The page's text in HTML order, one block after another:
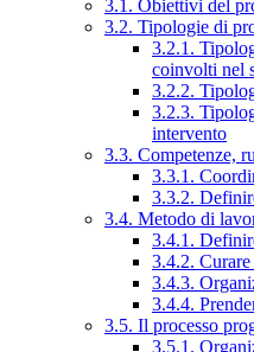
3.1. Obiettivi del
3.2. Tipologie di
3.2.1.
coinvolti nel
3.2.2.
3.2.3.
intervento
3.3. Competenze,
3.3.1.
3.3.2.
3.4. Metodo di
3.4.1.
3.4.2.
3.4.3.
3.4.4.
3.5. Il processo
3.5.1.